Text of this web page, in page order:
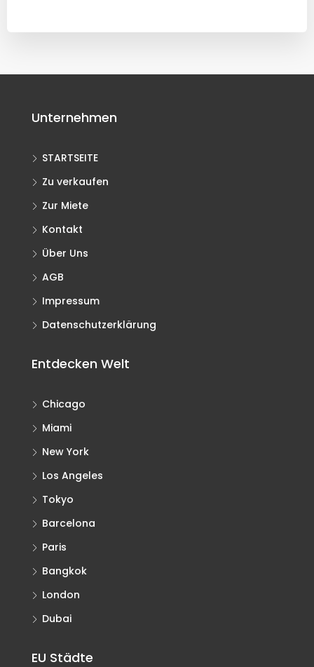
Unternehmen
STARTSEITE
Zu verkaufen
Zur Miete
Kontakt
Über Uns
AGB
Impressum
Datenschutzerklärung
Entdecken Welt
Chicago
Miami
New York
Los Angeles
Tokyo
Barcelona
Paris
Bangkok
London
Dubai
EU Städte